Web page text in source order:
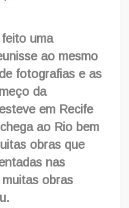
feito uma
ao mesmo
fotografias e as
da
em Recife
ao Rio bem
obras que
nas
obras